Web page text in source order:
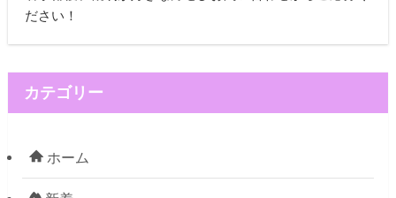
ださい！
カテゴリー
ホーム